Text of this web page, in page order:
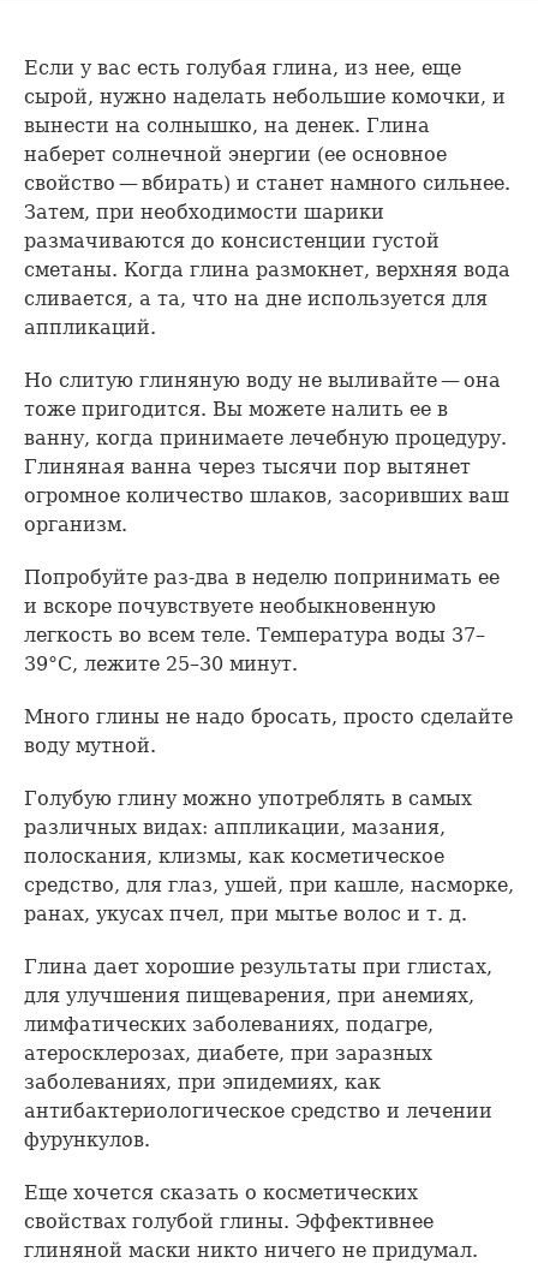
Если у вас есть голубая глина, из нее, еще
сырой, нужно наделать небольшие комочки, и
вынести на солнышко, на денек. Глина
наберет солнечной энергии (ее основное
свойство — вбирать) и станет намного сильнее.
Затем, при необходимости шарики
размачиваются до консистенции густой
сметаны. Когда глина размокнет, верхняя вода
сливается, а та, что на дне используется для
аппликаций.
Но слитую глиняную воду не выливайте — она
тоже пригодится. Вы можете налить ее в
ванну, когда принимаете лечебную процедуру.
Глиняная ванна через тысячи пор вытянет
огромное количество шлаков, засоривших ваш
организм.
Попробуйте раз-два в неделю попринимать ее
и вскоре почувствуете необыкновенную
легкость во всем теле. Температура воды 37–
39°С, лежите 25–30 минут.
Много глины не надо бросать, просто сделайте
воду мутной.
Голубую глину можно употреблять в самых
различных видах: аппликации, мазания,
полоскания, клизмы, как косметическое
средство, для глаз, ушей, при кашле, насморке,
ранах, укусах пчел, при мытье волос и т. д.
Глина дает хорошие результаты при глистах,
для улучшения пищеварения, при анемиях,
лимфатических заболеваниях, подагре,
атеросклерозах, диабете, при заразных
заболеваниях, при эпидемиях, как
антибактериологическое средство и лечении
фурункулов.
Еще хочется сказать о косметических
свойствах голубой глины. Эффективнее
глиняной маски никто ничего не придумал.